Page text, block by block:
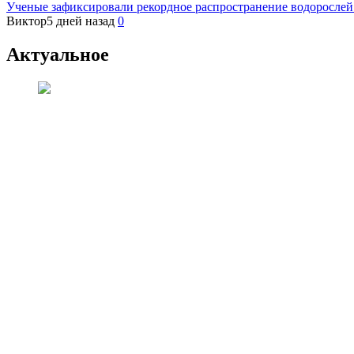
Ученые зафиксировали рекордное распространение
Виктор5 дней назад 0
Актуальное